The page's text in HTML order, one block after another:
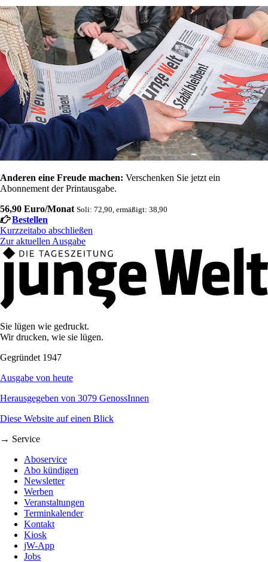
Anderen eine Freude machen: Verschenken Sie jetzt ein
Abonnement der Printausgabe.
56,90 Euro/Monat Soli: 72,90, ermäßigt: 38,90
Bestellen
Kurzzeitabo abschließen
Zur aktuellen Ausgabe
Sie lügen wie gedruckt.
Wir drucken, wie sie lügen.
Gegründet 1947
Ausgabe von heute
Herausgegeben von 3079 GenossInnen
Diese Website auf einen Blick
→ Service
Aboservice
Abo kündigen
Newsletter
Werben
Veranstaltungen
Terminkalender
Kontakt
Kiosk
jW-App
Jobs